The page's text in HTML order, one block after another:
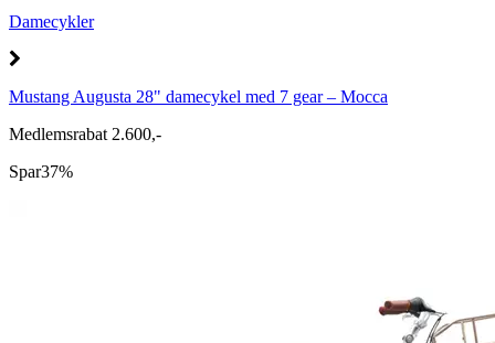
Damecykler
Mustang Augusta 28" damecykel med 7 gear – Mocca
Medlemsrabat 2.600,-
Spar37%